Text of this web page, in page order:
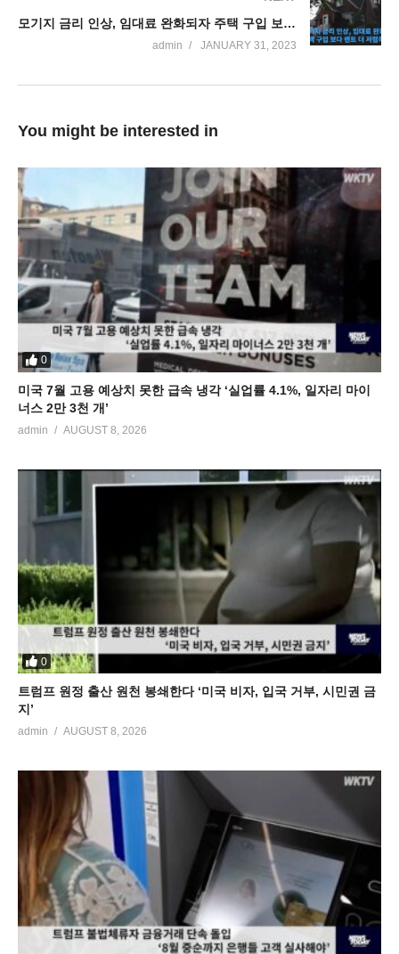
모기지 금리 인상, 임대료 완화되자 주택 구입 보다 렌트 더 저렴하다
admin JANUARY 31, 2023
You might be interested in
0
미국 7월 고용 예상치 못한 급속 냉각 ‘실업률 4.1%, 일자리 마이
너스 2만 3천 개’
admin AUGUST 8, 2026
0
트럼프 원정 출산 원천 봉쇄한다 ‘미국 비자, 입국 거부, 시민권 금
지’
admin AUGUST 8, 2026